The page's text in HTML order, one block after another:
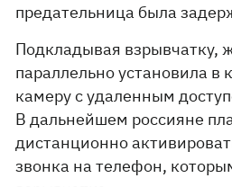
предательница была
Подкладывая взрывчатку,
параллельно установила в
камеру с удаленным
В дальнейшем россияне
дистанционно
звонка на телефон,